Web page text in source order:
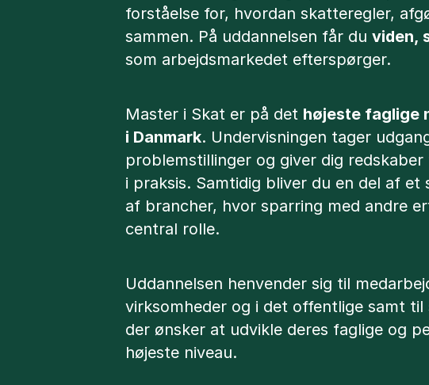
forståelse for, hvordan skatteregler,
sammen. På uddannelsen får du viden,
som arbejdsmarkedet efterspørger.
Master i Skat er på det højeste faglige
i Danmark. Undervisningen tager
problemstillinger og giver dig
i praksis. Samtidig bliver du en del af
af brancher, hvor sparring med andre
central rolle.
Uddannelsen henvender sig til
virksomheder og i det offentlige samt
der ønsker at udvikle deres faglige og
højeste niveau.